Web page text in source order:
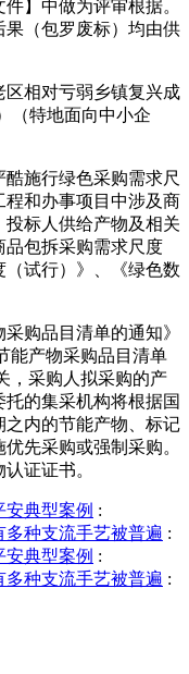
】中做为评审根据。
（包罗废标）均由供
相对亏弱乡镇复兴成
（特地面向中小企
施行绿色采购需求尺
程和办事项目中涉及商
标人供给产物及相关
品包拆采购需求尺度
（试行）》、《绿色数
品目清单的通知》
能产物采购品目清单
，采购人拟采购的产
的集采机构将根据国
之内的节能产物、标记
先采购或强制采购。
证证书。
典型案例 :
多种支流手艺被普遍 :
典型案例 :
多种支流手艺被普遍 :